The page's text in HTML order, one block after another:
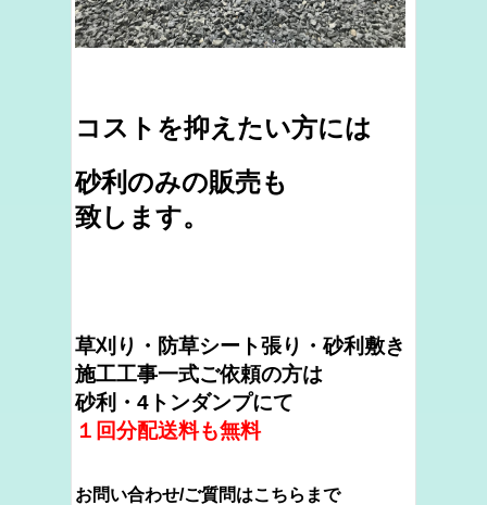
コストを抑えたい方には
砂利のみの販売も
致します。
草刈り・防草シート張り・砂利敷き
施工工事一式ご依頼の方は
砂利・4トンダンプにて
１回分配送料も無料
お問い合わせ/ご質問はこちらまで